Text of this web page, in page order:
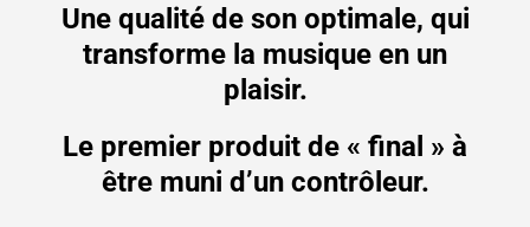
Une qualité de son optimale, qui
transforme la musique en un
plaisir.
Le premier produit de « final » à
être muni d’un contrôleur.